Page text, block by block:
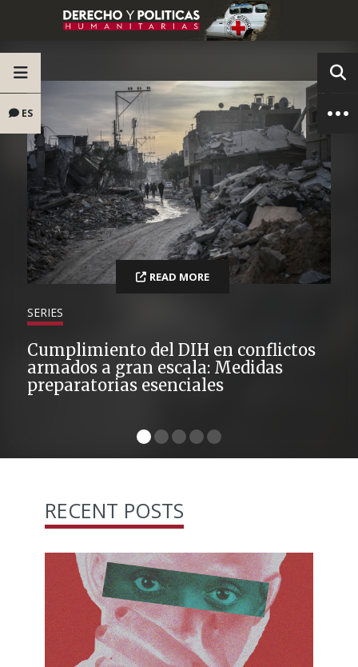
ES
SERIES
Cumplimiento del DIH en conflictos
armados a gran escala: Medidas
preparatorias esenciales
READ MORE
RECENT POSTS